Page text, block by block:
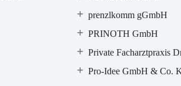
prenzlkomm gGmbH
PRINOTH GmbH
Private Facharztpraxis
Pro-Idee GmbH & Co.